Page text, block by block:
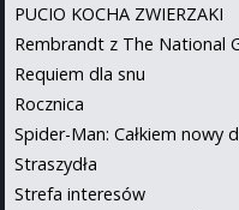
PUCIO KOCHA ZWIERZAKI
Rembrandt z The National
Requiem dla snu
Rocznica
Spider-Man: Całkiem nowy
Straszydła
Strefa interesów